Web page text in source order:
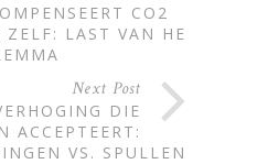
CO2
LAST VAN HET
Next Post
DIE
ACCEPTEERT:
VS. SPULLEN